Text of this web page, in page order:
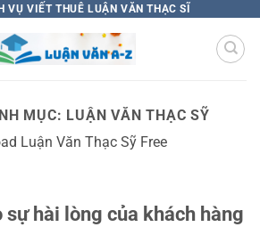
VỤ VIẾT THUÊ LUẬN VĂN THẠC SĨ
MỤC: LUẬN VĂN THẠC SỸ
Luận Văn Thạc Sỹ Free
hài lòng của khách hàng